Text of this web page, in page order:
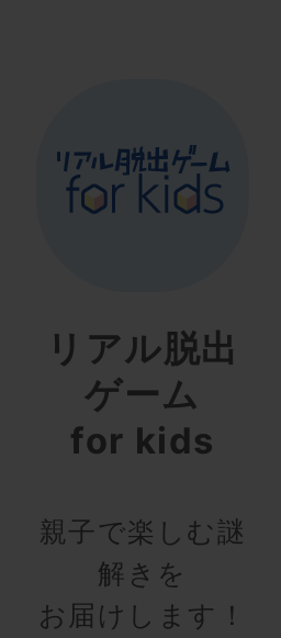
リアル脱出
ゲーム
for kids
親子で楽しむ謎
解きを
お届けします！